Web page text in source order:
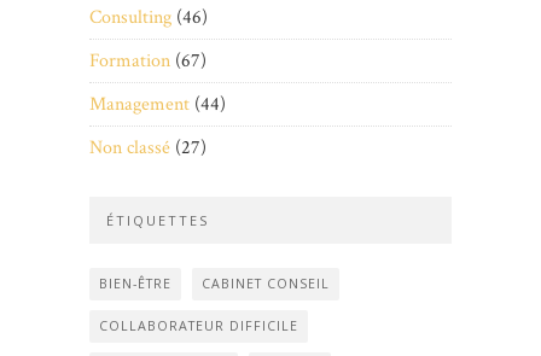
Consulting (46)
Formation (67)
Management (44)
Non classé (27)
ÉTIQUETTES
BIEN-ÊTRE CABINET CONSEIL
COLLABORATEUR DIFFICILE